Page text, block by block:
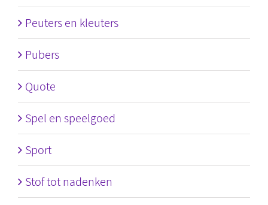
Peuters en kleuters
Pubers
Quote
Spel en speelgoed
Sport
Stof tot nadenken